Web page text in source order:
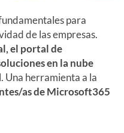
para
de las empresas.
el portal de
en la nube
Una herramienta a la
as de Microsoft365